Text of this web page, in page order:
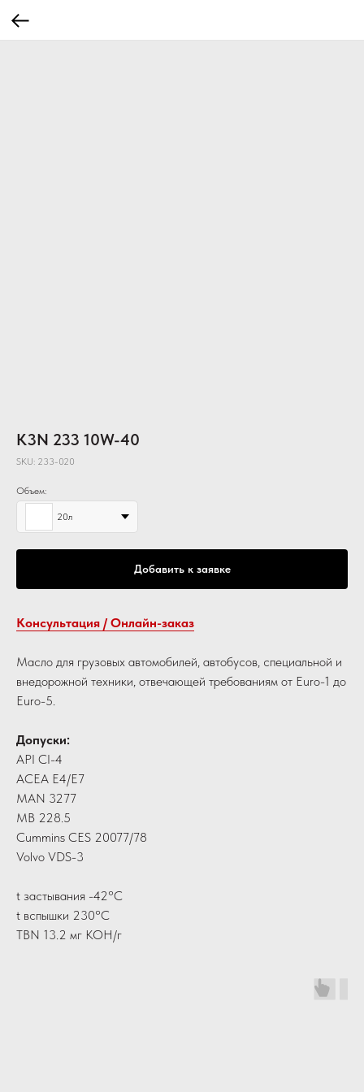
K3N 233 10W-40
SKU: 233-020
Объем:
20л
Добавить к заявке
Консультация / Онлайн-заказ
Масло для грузовых автомобилей, автобусов, специальной и
внедорожной техники, отвечающей требованиям от Euro-1 до
Euro-5.
Допуски:
API CI-4
ACEA E4/E7
MAN 3277
MB 228.5
Cummins CES 20077/78
Volvo VDS-3
t застывания -42°C
t вспышки 230°C
TBN 13.2 мг КОН/г